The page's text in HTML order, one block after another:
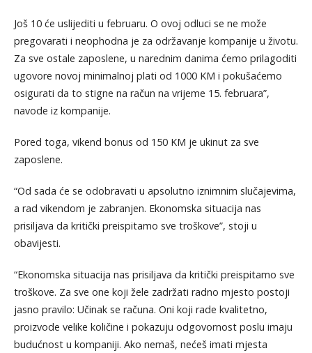
Još 10 će uslijediti u februaru. O ovoj odluci se ne može
pregovarati i neophodna je za održavanje kompanije u životu.
Za sve ostale zaposlene, u narednim danima ćemo prilagoditi
ugovore novoj minimalnoj plati od 1000 KM i pokušaćemo
osigurati da to stigne na račun na vrijeme 15. februara”,
navode iz kompanije.
Pored toga, vikend bonus od 150 KM je ukinut za sve
zaposlene.
“Od sada će se odobravati u apsolutno iznimnim slučajevima,
a rad vikendom je zabranjen. Ekonomska situacija nas
prisiljava da kritički preispitamo sve troškove”, stoji u
obavijesti.
“Ekonomska situacija nas prisiljava da kritički preispitamo sve
troškove. Za sve one koji žele zadržati radno mjesto postoji
jasno pravilo: Učinak se računa. Oni koji rade kvalitetno,
proizvode velike količine i pokazuju odgovornost poslu imaju
budućnost u kompaniji. Ako nemaš, nećeš imati mjesta